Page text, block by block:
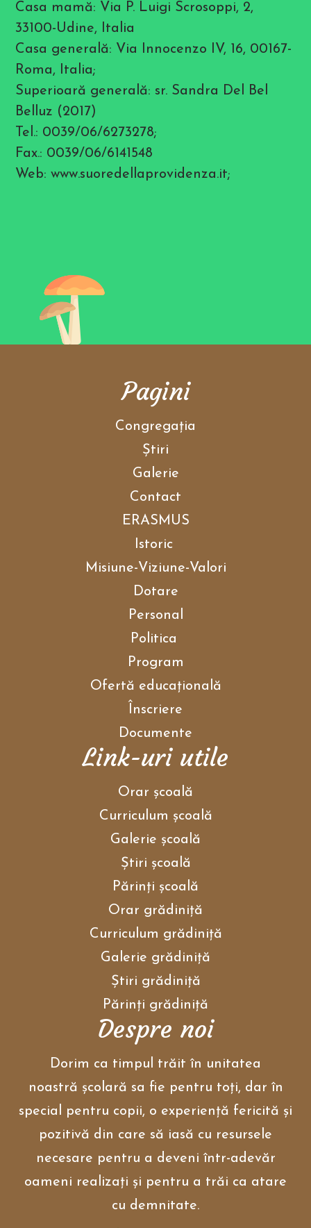
Casa mamă: Via P. Luigi Scrosoppi, 2,
33100-Udine, Italia
Casa generală: Via Innocenzo IV, 16, 00167-
Roma, Italia;
Superioară generală: sr. Sandra Del Bel
Belluz (2017)
Tel.: 0039/06/6273278;
Fax.: 0039/06/6141548
Web: www.suoredellaprovidenza.it;
Pagini
Congregaţia
Ştiri
Galerie
Contact
ERASMUS
Istoric
Misiune-Viziune-Valori
Dotare
Personal
Politica
Program
Ofertă educațională
Înscriere
Documente
Link-uri utile
Orar școală
Curriculum școală
Galerie școală
Ştiri școală
Părinţi școală
Orar grădiniţă
Curriculum grădiniţă
Galerie grădiniţă
Ştiri grădiniţă
Părinţi grădiniţă
Despre noi
Dorim ca timpul trăit în unitatea
noastră școlară sa fie pentru toți, dar în
special pentru copii, o experiență fericită și
pozitivă din care să iasă cu resursele
necesare pentru a deveni într-adevăr
oameni realizați și pentru a trăi ca atare
cu demnitate.